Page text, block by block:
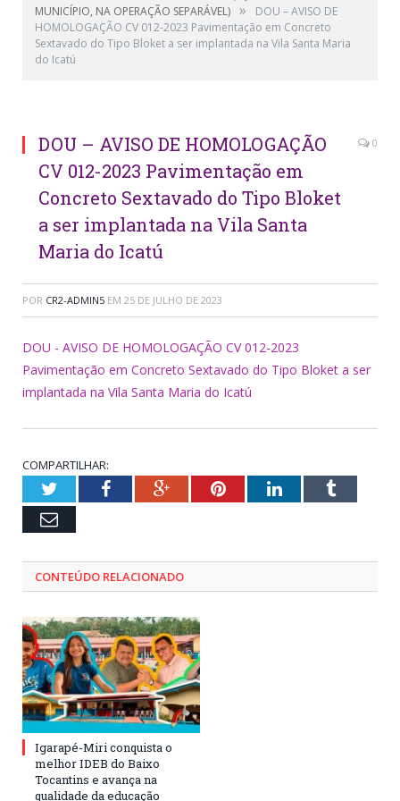
MUNICÍPIO, NA OPERAÇÃO SEPARÁVEL) »
DOU – AVISO DE
HOMOLOGAÇÃO CV 012-2023 Pavimentação em Concreto
Sextavado do Tipo Bloket a ser implantada na Vila Santa Maria
do Icatú
DOU – AVISO DE HOMOLOGAÇÃO
CV 012-2023 Pavimentação em
Concreto Sextavado do Tipo Bloket
a ser implantada na Vila Santa
Maria do Icatú
0
POR CR2-ADMIN5 EM 25 DE JULHO DE 2023
DOU - AVISO DE HOMOLOGAÇÃO CV 012-2023
Pavimentação em Concreto Sextavado do Tipo Bloket a ser
implantada na Vila Santa Maria do Icatú
COMPARTILHAR:
TwitterFacebookGoogle+PinterestLinkedInTumblr
Email
CONTEÚDO RELACIONADO
Igarapé-Miri conquista o
melhor IDEB do Baixo
Tocantins e avança na
qualidade da educação